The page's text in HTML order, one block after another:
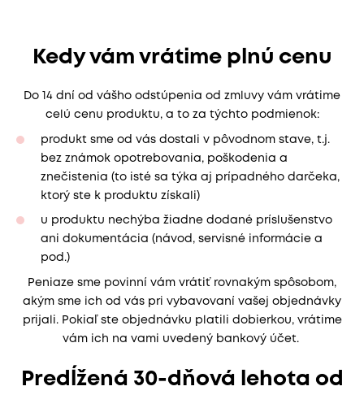
Kedy vám vrátime plnú cenu
Do 14 dní od vášho odstúpenia od zmluvy vám vrátime
celú cenu produktu, a to za týchto podmienok:
produkt sme od vás dostali v pôvodnom stave, t.j.
bez známok opotrebovania, poškodenia a
znečistenia (to isté sa týka aj prípadného darčeka,
ktorý ste k produktu získali)
u produktu nechýba žiadne dodané príslušenstvo
ani dokumentácia (návod, servisné informácie a
pod.)
Peniaze sme povinní vám vrátiť rovnakým spôsobom,
akým sme ich od vás pri vybavovaní vašej objednávky
prijali. Pokiaľ ste objednávku platili dobierkou, vrátime
vám ich na vami uvedený bankový účet.
Predĺžená 30-dňová lehota od